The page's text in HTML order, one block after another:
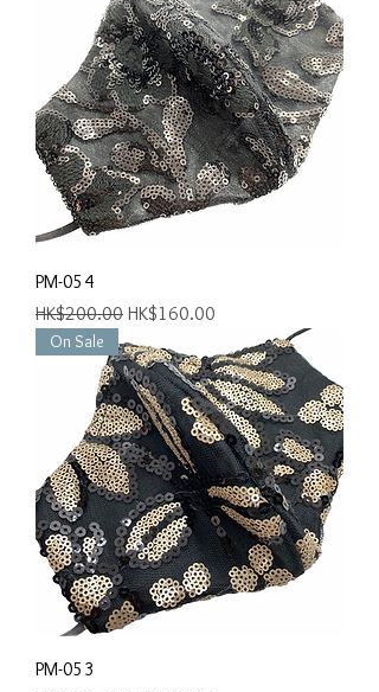
PM-054
一般價格
HK$200.00 促銷價格
HK$160.00
On Sale
PM-053